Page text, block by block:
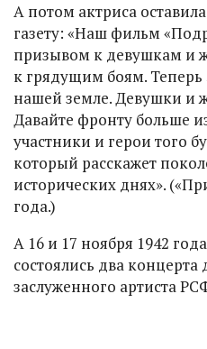
А потом актриса
газету: «Наш фильм
призывом к девушкам и
к грядущим боям. Теперь
нашей земле. Девушки и
Давайте фронту больше
участники и герои того
который расскажет
исторических днях».
года.)
А 16 и 17 ноября 1942
состоялись два концерта
заслуженного артиста